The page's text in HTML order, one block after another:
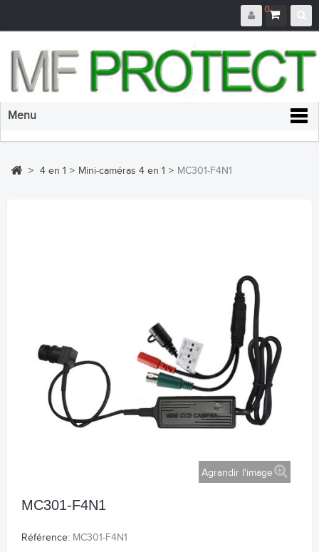
0
Menu
> 4 en 1 > Mini-caméras 4 en 1 > MC301-F4N1
Agrandir l'image
MC301-F4N1
Référence: MC301-F4N1